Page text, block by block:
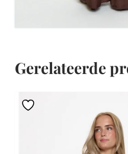
Gerelateerde